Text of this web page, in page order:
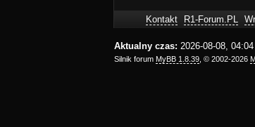
Kontakt R1-Forum.PL
Aktualny czas: 2026-08-08,
Silnik forum MyBB 1.8.39 , © 2002-2026